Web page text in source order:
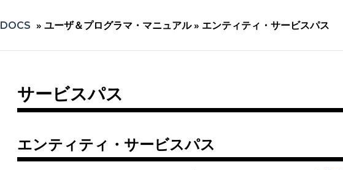
DOCS » ユーザ＆プログラマ・マニュアル » エンティティ・サービスパス
サービスパス
エンティティ・サービスパス